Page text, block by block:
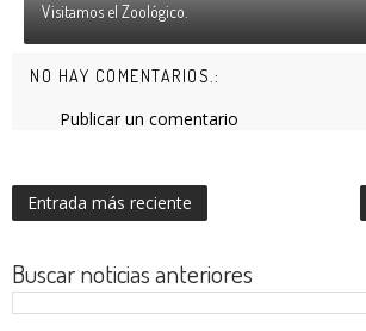
Visitamos el Zoológico.
NO HAY COMENTARIOS.:
Publicar un comentario
Entrada más reciente
Buscar noticias anteriores